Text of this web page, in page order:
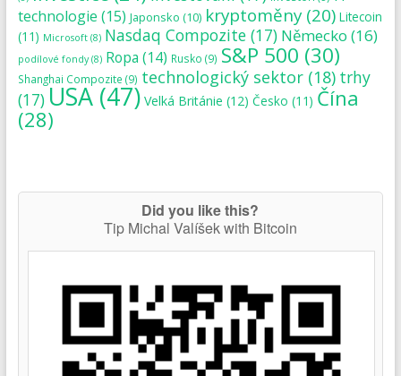
technologie (15) Japonsko (10) kryptoměny(20) Litecoin
(11) Microsoft(8) Nasdaq Compozite(17) Německo (16)
podílové fondy(8) Ropa (14) Rusko (9) S&P 500 (30)
Shanghai Compozite (9) technologický sektor(18) trhy
(17)USA(47) Velká Británie (12) Česko (11) Čína
(28)
Did you like this?
Tip Michal Valíšek with Bitcoin